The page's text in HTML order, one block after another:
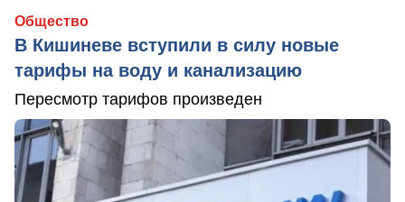
Общество
В Кишиневе вступили в силу новые
тарифы на воду и канализацию
Пересмотр тарифов произведен